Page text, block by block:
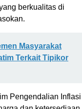
berkualitas di
Masyarakat
Terkait Tipikor
Pengendalian Inflasi